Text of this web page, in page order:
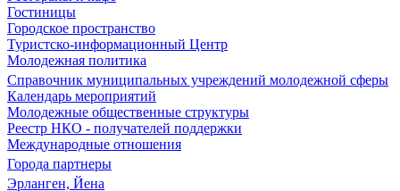
Гостиницы
Городское пространство
Туристско-информационный Центр
Молодежная политика
Справочник муниципальных учреждений молодежной сферы
Календарь мероприятий
Молодежные общественные структуры
Реестр НКО - получателей поддержки
Международные отношения
Города партнеры
Эрланген, Йена